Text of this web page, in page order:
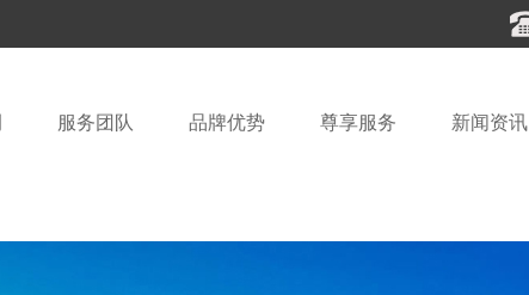
服务团队 品牌优势 尊享服务 新闻资讯